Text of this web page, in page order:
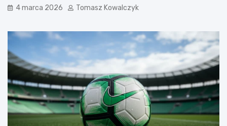
4 marca 2026 Tomasz Kowalczyk